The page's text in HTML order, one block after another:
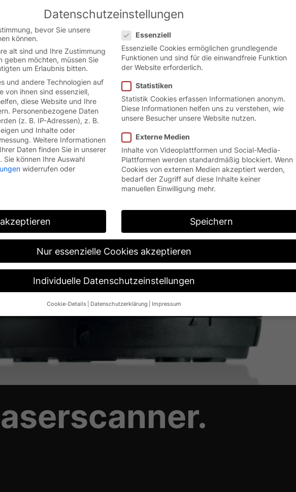
German website.
English
Datenschutzeinstellungen
bevor Sie unsere
können.
alt sind und Ihre Zustimmung
geben möchten, müssen Sie
um Erlaubnis bitten.
und andere Technologien auf
von ihnen sind essenziell,
diese Website und Ihre
Personenbezogene Daten
(z. B. IP-Adressen), z. B.
und Inhalte oder
Weitere Informationen
Daten finden Sie in unserer
. Sie können Ihre Auswahl
widerrufen oder
Essenziell
Essenzielle Cookies ermöglichen grundlegende
Funktionen und sind für die einwandfreie Funktion
der Website erforderlich.
Statistiken
Statistik Cookies erfassen Informationen anonym.
Diese Informationen helfen uns zu verstehen, wie
unsere Besucher unsere Website nutzen.
Externe Medien
Inhalte von Videoplattformen und Social-Media-
Plattformen werden standardmäßig blockiert. Wenn
Cookies von externen Medien akzeptiert werden,
bedarf der Zugriff auf diese Inhalte keiner
manuellen Einwilligung mehr.
Speichern
Nur essenzielle Cookies akzeptieren
Individuelle Datenschutzeinstellungen
Cookie-Details Datenschutzerklärung Impressum
Datenschutzeinstellungen
alt sind und Ihre Zustimmung zu freiwilligen Diensten geben möchten, müssen Sie Ihre
um Erlaubnis bitten.
und andere Technologien auf unserer Website. Einige von ihnen sind essenziell, während
Website und Ihre Erfahrung zu verbessern.
Personenbezogene Daten können
Informationen anzeigen lassen und so nur bestimmte Cookies auswählen.
Speichern Nur essenzielle Cookies akzeptieren